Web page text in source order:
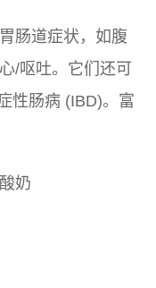
肠道症状，如腹
/呕吐。它们还可
性肠病 (IBD)。富
奶